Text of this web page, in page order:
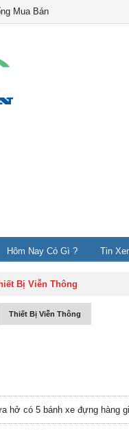
Mua Bán
Hôm Nay Có Gì ? Tin
Bị Viễn Thông
Thiết Bị Viễn Thông
hở có 5 bánh xe đựng hàng